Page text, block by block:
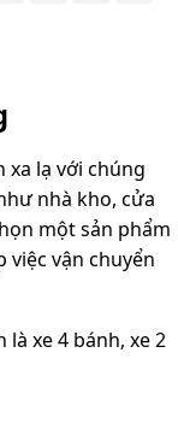
xa lạ với chúng
nhà kho, cửa
một sản phẩm
việc vận chuyển
là xe 4 bánh, xe 2